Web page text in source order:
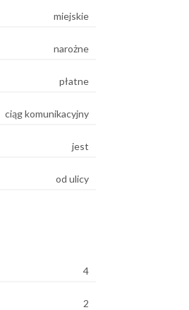
miejskie
narożne
płatne
ciąg komunikacyjny
jest
od ulicy
4
2